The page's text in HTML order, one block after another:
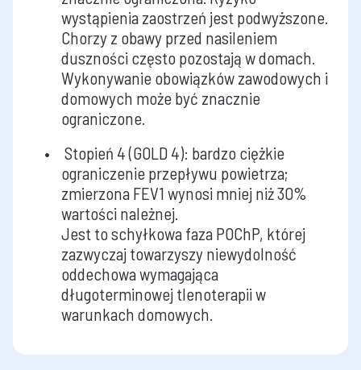
wystąpienia zaostrzeń jest podwyższone.
Chorzy z obawy przed nasileniem
duszności często pozostają w domach.
Wykonywanie obowiązków zawodowych i
domowych może być znacznie
ograniczone.
Stopień 4 (GOLD 4): bardzo ciężkie
ograniczenie przepływu powietrza;
zmierzona FEV1 wynosi mniej niż 30%
wartości należnej.
Jest to schyłkowa faza POChP, której
zazwyczaj towarzyszy niewydolność
oddechowa wymagająca
długoterminowej tlenoterapii w
warunkach domowych.